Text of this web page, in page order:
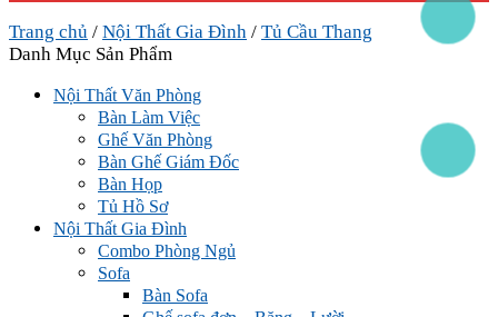
Trang chủ / Nội Thất Gia Đình / Tủ Cầu Thang
Danh Mục Sản Phẩm
Nội Thất Văn Phòng
Bàn Làm Việc
Ghế Văn Phòng
Bàn Ghế Giám Đốc
Bàn Họp
Tủ Hồ Sơ
Nội Thất Gia Đình
Combo Phòng Ngủ
Sofa
Bàn Sofa